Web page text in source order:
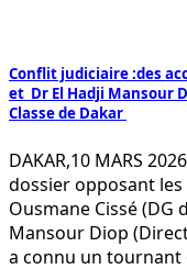
Conflit judiciaire :des
et Dr El Hadji Mansour
Classe de Dakar
DAKAR,10 MARS
dossier opposant
Ousmane Cissé (DG
Mansour Diop
a connu un tournant